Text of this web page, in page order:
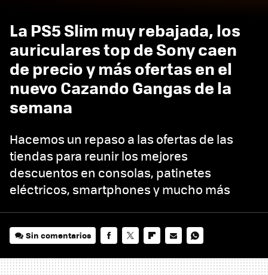
La PS5 Slim muy rebajada, los
auriculares top de Sony caen
de precio y más ofertas en el
nuevo Cazando Gangas de la
semana
Hacemos un repaso a las ofertas de las
tiendas para reunir los mejores
descuentos en consolas, patinetes
eléctricos, smartphones y mucho más
Sin comentarios
MAIL